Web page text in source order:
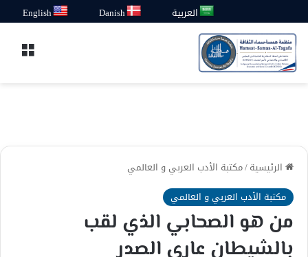
العربية Danish
English
الرئيسية/مكتبة الأدب العربي و العالمي
مكتبة الأدب العربي و العالمي
من هو الصحابي الذي لقب
بالشيطان عاري الصدر